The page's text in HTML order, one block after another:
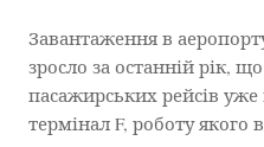
Завантаження в
зросло за останній рік,
пасажирських рейсів уже
термінал F, роботу якого